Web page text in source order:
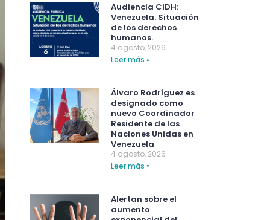
Audiencia CIDH:
Venezuela. Situación
de los derechos
humanos.
4 agosto, 2026
Leer más »
Álvaro Rodríguez es
designado como
nuevo Coordinador
Residente de las
Naciones Unidas en
Venezuela
4 agosto, 2026
Leer más »
Alertan sobre el
aumento